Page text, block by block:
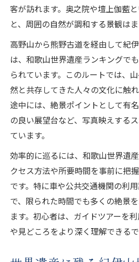
客が訪れます。奥之院や壇上伽藍
と、周囲の自然が調和する景観はま
高野山から熊野古道を経由して紀
は、和歌山世界遺産ランキングで
られています。このルートでは、
然と共存してきた人々の文化に触れ
途中には、絶景ポイントとして有
の良い展望台など、写真映えする
ています。
効率的に巡るには、和歌山世界遺
クセス方法や所要時間を事前に把
です。特に車や公共交通機関の利
で、限られた時間でも多くの絶景
ます。初心者は、ガイドツアーを
や見どころをより深く理解できるで